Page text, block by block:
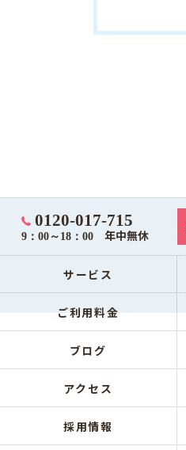
0120-017-715
9：00～18：00 年中無休
サービス
ご利用料金
ブログ
アクセス
採用情報